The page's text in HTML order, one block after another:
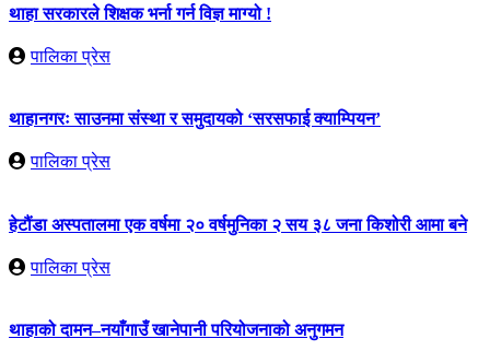
थाहा सरकारले शिक्षक भर्ना गर्न विज्ञ माग्यो !
पालिका प्रेस
थाहानगरः साउनमा संस्था र समुदायको ‘सरसफाई क्याम्पियन’
पालिका प्रेस
हेटौंडा अस्पतालमा एक वर्षमा २० वर्षमुनिका २ सय ३८ जना किशोरी आमा बने
पालिका प्रेस
थाहाको दामन–नयाँगाउँ खानेपानी परियोजनाको अनुगमन